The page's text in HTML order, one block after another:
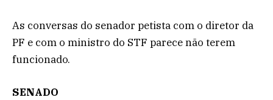
As conversas do senador petista com o diretor da
PF e com o ministro do STF parece não terem
funcionado.
SENADO